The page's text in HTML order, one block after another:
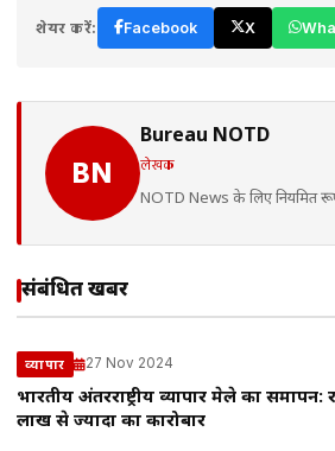
शेयर करें: Facebook X
BN
Bureau NOTD
लेखक
NOTD News के लिए नियमित
संबंधित खबरें
व्यापार 27 Nov 2024
भारतीय अंतरराष्ट्रीय व्यापार मेले का
लाख से ज्यादा का कारोबार